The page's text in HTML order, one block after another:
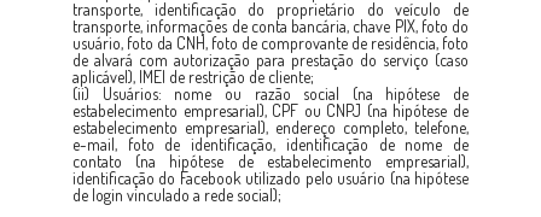
transporte, identificação do proprietário do veículo de
transporte, informações de conta bancária, chave PIX, foto do
usuário, foto da CNH, foto de comprovante de residência, foto
de alvará com autorização para prestação do serviço (caso
aplicável), IMEI de restrição de cliente;
(ii) Usuários: nome ou razão social (na hipótese de
estabelecimento empresarial), CPF ou CNPJ (na hipótese de
estabelecimento empresarial), endereço completo, telefone,
e-mail, foto de identificação, identificação de nome de
contato (na hipótese de estabelecimento empresarial),
identificação do Facebook utilizado pelo usuário (na hipótese
de login vinculado a rede social);